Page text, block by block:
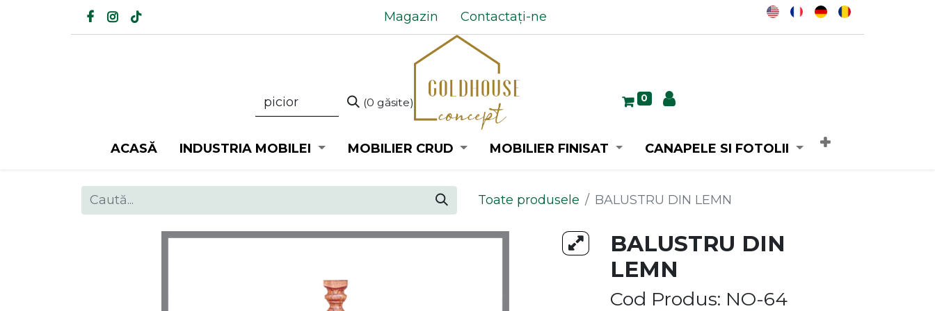
Magazin Contactați-ne
(0 găsite) 0
ACASĂ INDUSTRIA MOBILEI MOBILIER CRUD MOBILIER FINISAT CANAPELE SI FOTOLII
Toate produsele BALUSTRU DIN LEMN
BALUSTRU DIN
LEMN
Cod Produs: NO-64